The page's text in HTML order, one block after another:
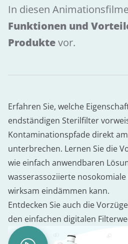
In diesen
Funktionen und
Produktevor.
Erfahren Sie, welche
endständigen Sterilfilter
Kontaminationspfade direkt
unterbrechen. Lernen Sie die
wie einfach anwendbaren
wasserassoziierte
wirksam eindämmen kann.
Entdecken Sie auch die
den einfachen digitalen